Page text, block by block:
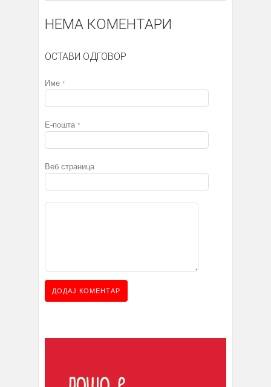
НЕМА КОМЕНТАРИ
ОСТАВИ ОДГОВОР
Име *
Е-пошта *
Веб страница